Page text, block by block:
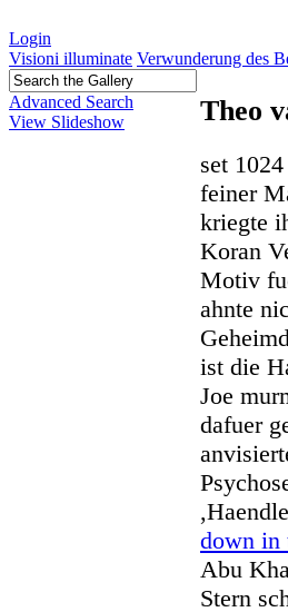
Login
Visioni illuminate Verwunderung des
Advanced Search
View Slideshow
Theo
set
feiner
kriegte
Koran
Motiv
ahnte
ist die
Joe
dafuer
down in
Abu
Stern